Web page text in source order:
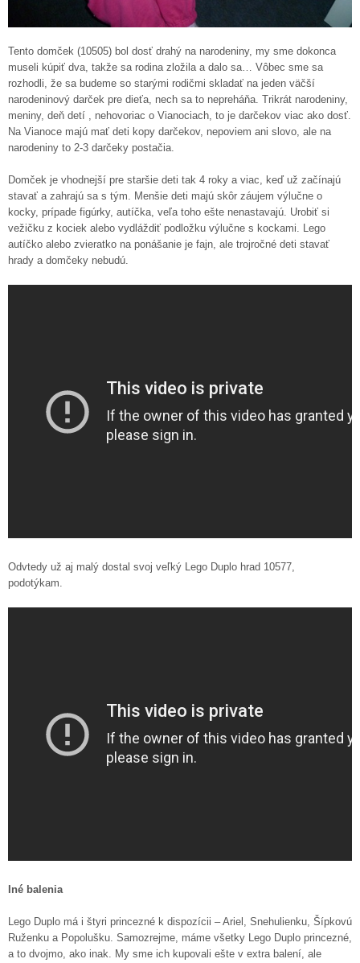
Tento domček (10505) bol dosť drahý na narodeniny, my sme dokonca
museli kúpiť dva, takže sa rodina zložila a dalo sa… Vôbec sme sa
rozhodli, že sa budeme so starými rodičmi skladať na jeden väčší
narodeninový darček pre dieťa, nech sa to nepreháňa. Trikrát narodeniny,
meniny, deň detí , nehovoriac o Vianociach, to je darčekov viac ako dosť.
Na Vianoce majú mať deti kopy darčekov, nepoviem ani slovo, ale na
narodeniny to 2-3 darčeky postačia.
Domček je vhodnejší pre staršie deti tak 4 roky a viac, keď už začínajú
stavať a zahrajú sa s tým. Menšie deti majú skôr záujem výlučne o
kocky, prípade figúrky, autíčka, veľa toho ešte nenastavajú. Urobiť si
vežičku z kociek alebo vydláždiť podložku výlučne s kockami. Lego
autíčko alebo zvieratko na ponášanie je fajn, ale trojročné deti stavať
hrady a domčeky nebudú.
Odvtedy už aj malý dostal svoj veľký Lego Duplo hrad 10577,
podotýkam.
Iné balenia
Lego Duplo má i štyri princezné k dispozícii – Ariel, Snehulienku, Šípkovú
Ruženku a Popolušku. Samozrejme, máme všetky Lego Duplo princezné,
a to dvojmo, ako inak. My sme ich kupovali ešte v extra balení, ale